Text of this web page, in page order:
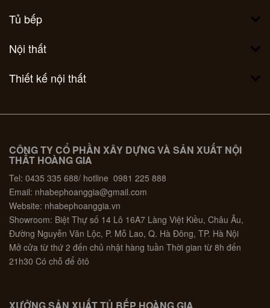
Tủ bếp
Nội thất
Thiết kế nội thất
CÔNG TY CỔ PHẦN XÂY DỰNG VÀ SẢN XUẤT NỘI
THẤT HOÀNG GIA
Tel: 0435 335 688/ hotline 0981 225 888
Email: nhabephoanggia@gmail.com
Website: nhabephoanggia.vn
Showroom: Biệt Thự số 14 Lô 16A7 Làng Việt Kiều, Châu Âu,
Đường Nguyễn Văn Lộc, P. Mỗ Lao, Q. Hà Đông, TP. Hà Nội
Mở cửa từ thứ 2 đến chủ nhật hàng tuần Thời gian từ 8h đến
21h30 Có chỗ để ôtô
XƯỞNG SẢN XUẤT TỦ BẾP HOÀNG GIA